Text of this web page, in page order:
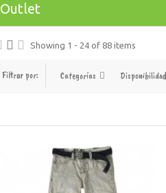
Outlet
Showing 1 - 24 of 88 items
Filtrar por: Categorías Disponibilidad